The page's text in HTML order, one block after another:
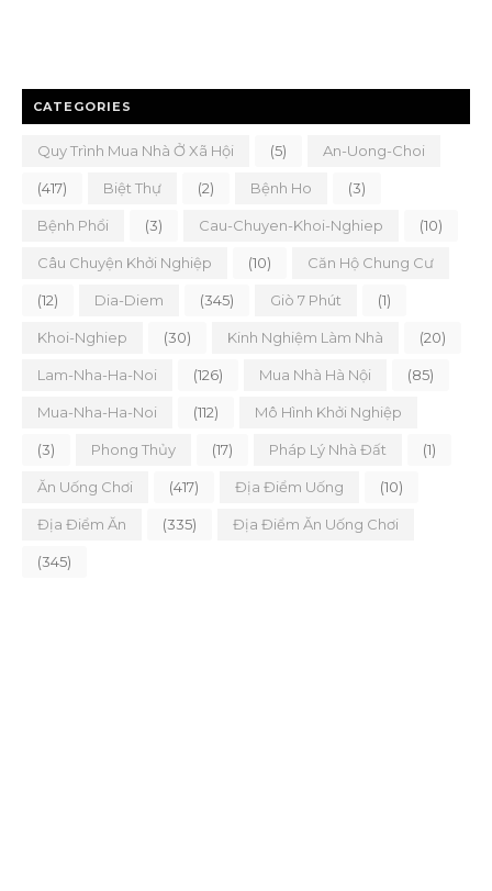
CATEGORIES
Quy Trình Mua Nhà Ở Xã Hội (5) An-Uong-Choi
(417) Biệt Thự (2) Bệnh Ho (3)
Bệnh Phổi (3) Cau-Chuyen-Khoi-Nghiep (10)
Câu Chuyện Khởi Nghiệp (10) Căn Hộ Chung Cư
(12) Dia-Diem (345) Giò 7 Phút (1)
Khoi-Nghiep (30) Kinh Nghiệm Làm Nhà (20)
Lam-Nha-Ha-Noi (126) Mua Nhà Hà Nội (85)
Mua-Nha-Ha-Noi (112) Mô Hình Khởi Nghiệp
(3) Phong Thủy (17) Pháp Lý Nhà Đất (1)
Ăn Uống Chơi (417) Địa Điểm Uống (10)
Địa Điểm Ăn (335) Địa Điểm Ăn Uống Chơi
(345)